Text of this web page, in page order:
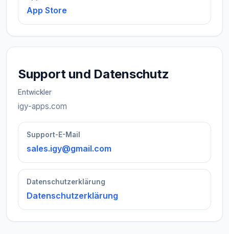
App Store
Support und Datenschutz
Entwickler
igy-apps.com
Support-E-Mail
sales.igy@gmail.com
Datenschutzerklärung
Datenschutzerklärung